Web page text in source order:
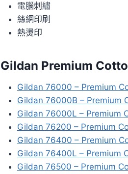
電腦刺繡
絲網印刷
熱燙印
Gildan Premium
Gildan 76000 – Premium
Gildan 76000B – Premium
Gildan 76000L – Premium
Gildan 76200 – Premium
Gildan 76400 – Premium
Gildan 76400L – Premium
Gildan 76500 – Premium